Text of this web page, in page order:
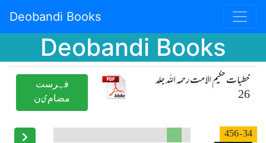
Deobandi Books
Deobandi Books
خطبات حکیم الامت رحمہ اللہ جلد
26
ﻓﮩﺮﺳﺖ
ﻣﻀﺎﻡیﻥ
34
- 456